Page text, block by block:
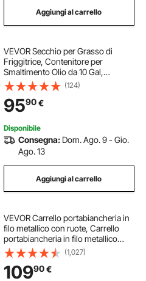
Aggiungi al carrello
VEVOR Secchio per Grasso di
Friggitrice, Contenitore per
Smaltimento Olio da 10 Gal,
Rivestimento in Acciaio al
Carbonio, Contenitore per Il
Trasporto dell'Olio con Coperchio,
Grigio
(124)
9590€
Disponibile
Consegna: Dom. Ago. 9 - Gio.
Ago. 13
Aggiungi al carrello
VEVOR Carrello portabiancheria in
filo metallico con ruote, Carrello
portabiancheria in filo metallico
commerciale da 35''x15,7''x22'',
Telaio in acciaio con finitura
cromata
(1,027)
10990€